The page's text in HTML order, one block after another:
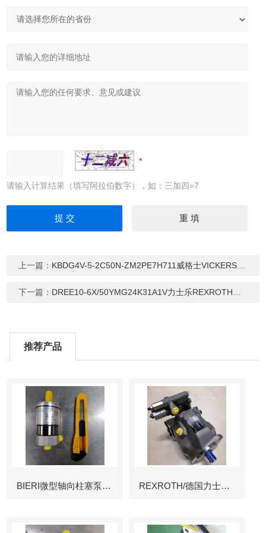
请输入计算结果（填写阿拉伯数字），如：三加四=7
上一篇： KBDG4V-5-2C50N-ZM2PE7H711威格士VICKERS比例换向阀
下一篇： DREE10-6X/50YMG24K31A1V力士乐REXROTH减压阀
推荐产品
BIERI微型轴向柱塞泵AKP REXROTH/德国力士乐叶片泵